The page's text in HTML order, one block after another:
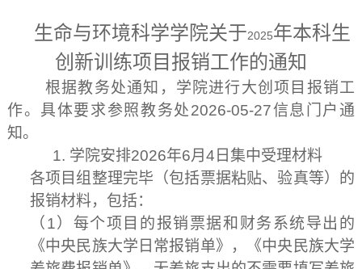
生命与环境科学学院关于2025年本科生
创新训练项目报销工作的通知
根据教务处通知，学院进行大创项目报销工
作。具体要求参照教务处2026-05-27信息门户通
知。
1. 学院安排2026年6月 4 日集中受理材料
各项目组整理完毕（包括票据粘贴、验真等）的
报销材料，包括：
（1）每个项目的报销票据和财务系统导出的
《中央民族大学日常报销单》，《中央民族大学